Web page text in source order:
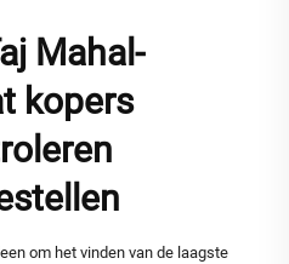
Mahal-
kopers
om het vinden van de laagste